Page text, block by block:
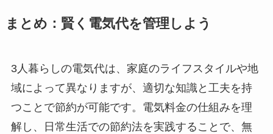
まとめ：賢く電気代を管理しよう
3人暮らしの電気代は、家庭のライフスタイルや地
域によって異なりますが、適切な知識と工夫を持
つことで節約が可能です。電気料金の仕組みを理
解し、日常生活での節約法を実践することで、無